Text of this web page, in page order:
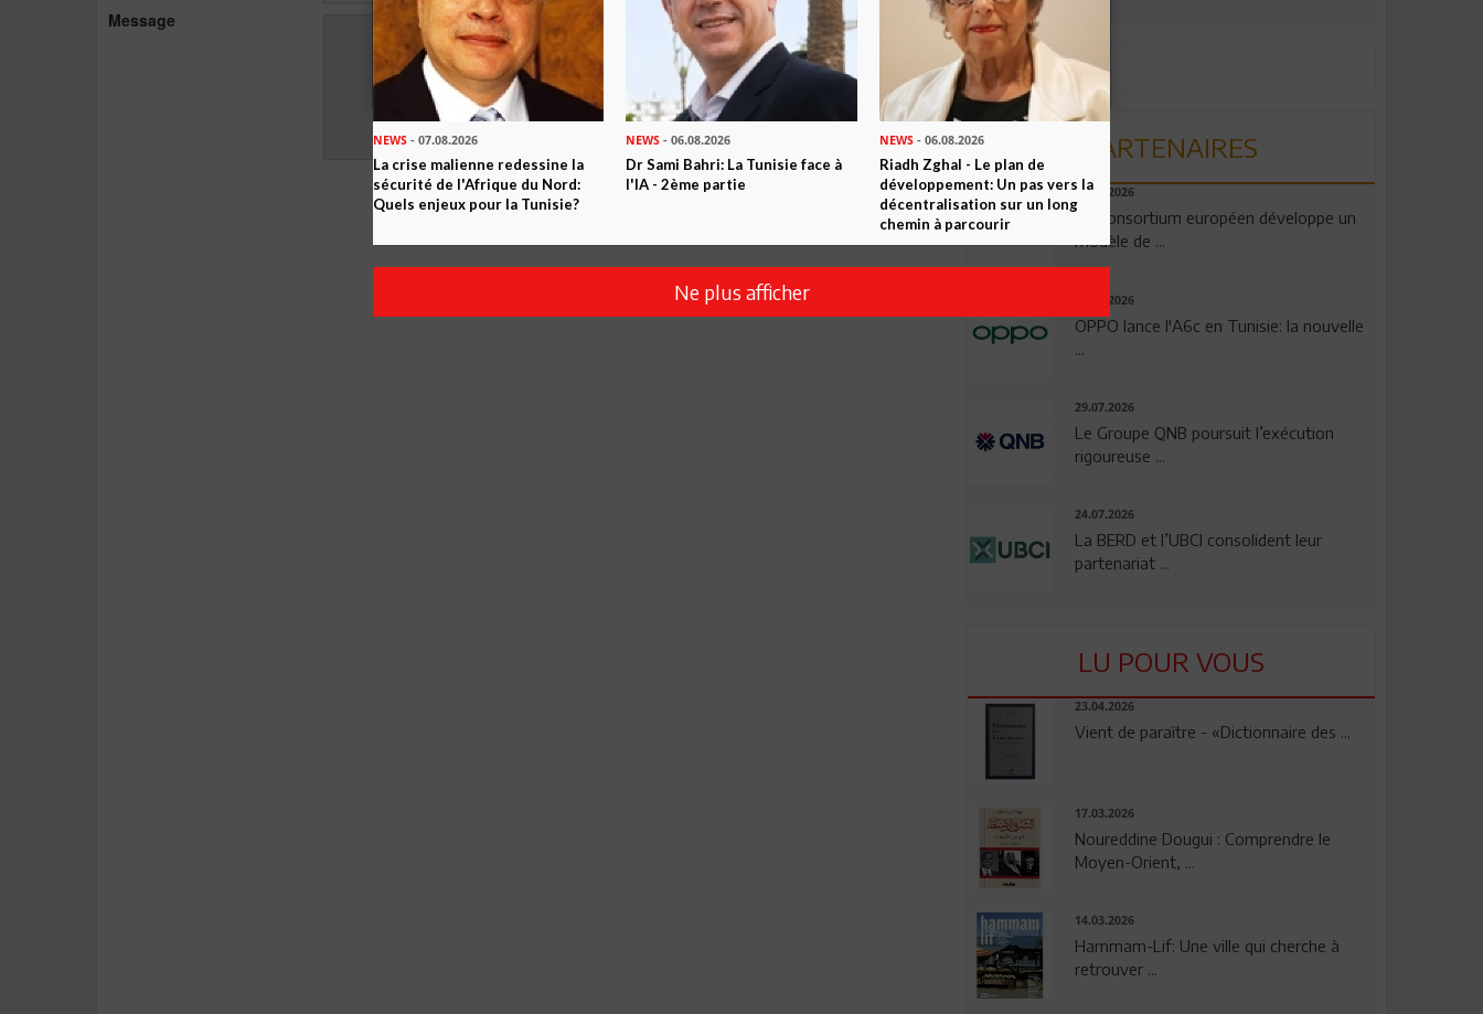
Message
Envoyer
PARTENAIRES
06.08.2026
Un consortium européen développe un
modèle de ...
04.08.2026
OPPO lance l'A6c en Tunisie: la nouvelle
...
29.07.2026
Le Groupe QNB poursuit l’exécution
rigoureuse ...
24.07.2026
La BERD et l’UBCI consolident leur
partenariat ...
LU POUR VOUS
23.04.2026
Vient de paraître - «Dictionnaire des ...
17.03.2026
Noureddine Dougui : Comprendre le
Moyen-Orient, ...
14.03.2026
Hammam-Lif: Une ville qui cherche à
retrouver ...
NEWS - 07.08.2026
La crise malienne redessine la
sécurité de l'Afrique du Nord:
Quels enjeux pour la Tunisie?
NEWS - 06.08.2026
Dr Sami Bahri: La Tunisie face à
l'IA - 2ème partie
NEWS- 06.08.2026
Riadh Zghal - Le plan de
développement: Un pas vers la
décentralisation sur un long
chemin à parcourir
Ne plus afficher